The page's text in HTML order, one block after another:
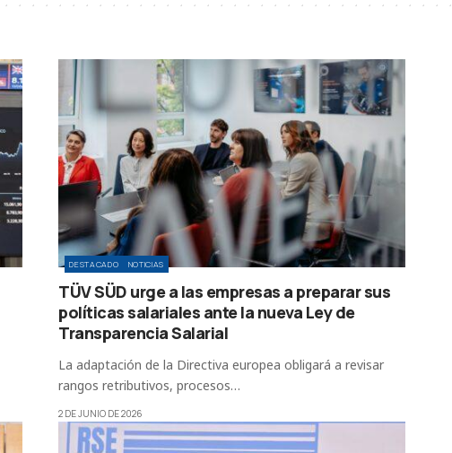
DESTACADO NOTICIAS
TÜV SÜD urge a las empresas a preparar sus
políticas salariales ante la nueva Ley de
Transparencia Salarial
La adaptación de la Directiva europea obligará a revisar
rangos retributivos, procesos…
2 DE JUNIO DE 2026